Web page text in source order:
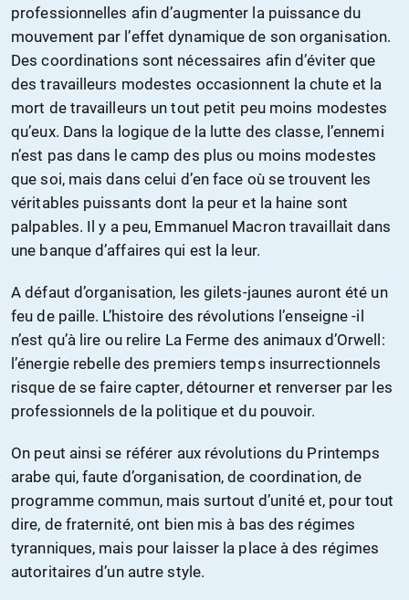
professionnelles afin d’augmenter la puissance du
mouvement par l’effet dynamique de son organisation.
Des coordinations sont nécessaires afin d’éviter que
des travailleurs modestes occasionnent la chute et la
mort de travailleurs un tout petit peu moins modestes
qu’eux. Dans la logique de la lutte des classe, l’ennemi
n’est pas dans le camp des plus ou moins modestes
que soi, mais dans celui d’en face où se trouvent les
véritables puissants dont la peur et la haine sont
palpables. Il y a peu, Emmanuel Macron travaillait dans
une banque d’affaires qui est la leur.
A défaut d’organisation, les gilets-jaunes auront été un
feu de paille. L’histoire des révolutions l’enseigne -il
n’est qu’à lire ou relire La Ferme des animaux d’Orwell:
l’énergie rebelle des premiers temps insurrectionnels
risque de se faire capter, détourner et renverser par les
professionnels de la politique et du pouvoir.
On peut ainsi se référer aux révolutions du Printemps
arabe qui, faute d’organisation, de coordination, de
programme commun, mais surtout d’unité et, pour tout
dire, de fraternité, ont bien mis à bas des régimes
tyranniques, mais pour laisser la place à des régimes
autoritaires d’un autre style.